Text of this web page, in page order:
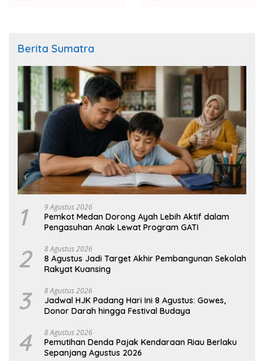
Berita Sumatra
1 9 Agustus 2026
Pemkot Medan Dorong Ayah Lebih Aktif dalam
Pengasuhan Anak Lewat Program GATI
2 8 Agustus 2026
8 Agustus Jadi Target Akhir Pembangunan Sekolah
Rakyat Kuansing
3 8 Agustus 2026
Jadwal HJK Padang Hari Ini 8 Agustus: Gowes,
Donor Darah hingga Festival Budaya
4 8 Agustus 2026
Pemutihan Denda Pajak Kendaraan Riau Berlaku
Sepanjang Agustus 2026